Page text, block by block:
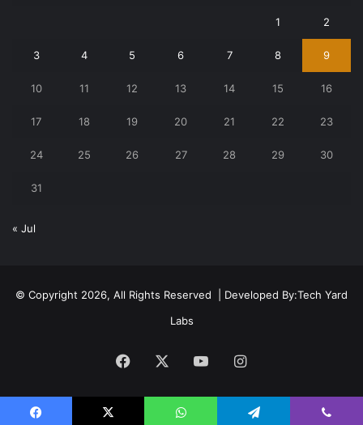
1 2
3 4 5 6 7 8 9
10 11 12 13 14 15 16
17 18 19 20 21 22 23
24 25 26 27 28 29 30
31
« Jul
© Copyright 2026, All Rights Reserved | Developed By:Tech Yard
Labs
Facebook YouTubeInstagram